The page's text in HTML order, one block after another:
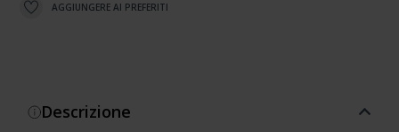
AGGIUNGERE AI PREFERITI
Descrizione